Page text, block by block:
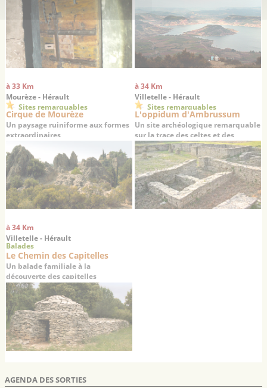
à 33 Km
Mourèze - Hérault
Sites remarquables
Cirque de Mourèze
Un paysage ruiniforme aux formes
extraordinaires
à 34 Km
Villetelle - Hérault
Sites remarquables
L'oppidum d'Ambrussum
Un site archéologique remarquable
sur la trace des celtes et des
romains
à 34 Km
Villetelle - Hérault
Balades
Le Chemin des Capitelles
Un balade familiale à la
découverte des capitelles
AGENDA DES SORTIES